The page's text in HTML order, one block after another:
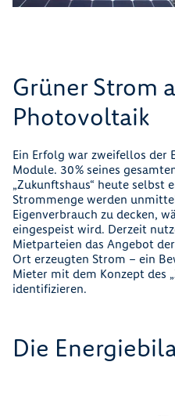
Grüner Strom
Photovoltaik
Ein Erfolg war zweifellos der
Module. 30 % seines
„Zukunftshaus“ heute selbst
Strommenge werden
Eigenverbrauch zu decken,
eingespeist wird. Derzeit
Mietparteien das Angebot
Ort erzeugten Strom – ein
Mieter mit dem Konzept des
identiﬁzieren.
Die